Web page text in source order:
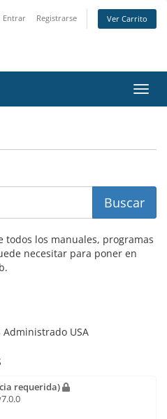
Entrar Registrarse Ver Carrito
todos los manuales, programas
necesitar para poner en
Administrado USA
requerida)